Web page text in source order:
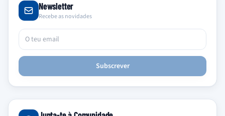
Newsletter
Recebe as novidades
Subscrever